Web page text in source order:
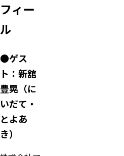
フィー
ル
●ゲス
ト：新舘
豊晃（に
いだて・
とよあ
き）